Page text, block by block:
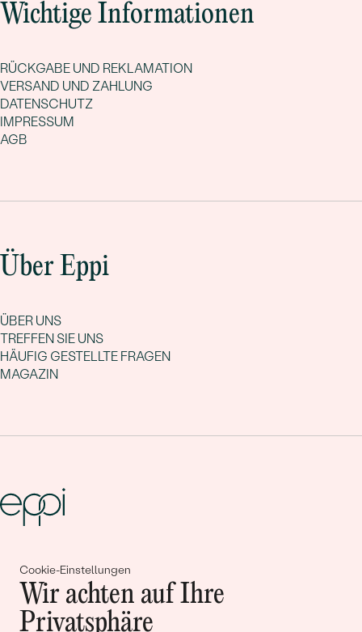
Cookie-Einstellungen
Wir achten auf Ihre
Privatsphäre
Wichtige Informationen
RÜCKGABE UND REKLAMATION
VERSAND UND ZAHLUNG
DATENSCHUTZ
IMPRESSUM
AGB
Über Eppi
ÜBER UNS
TREFFEN SIE UNS
HÄUFIG GESTELLTE FRAGEN
MAGAZIN
Gemeinsam erschaffen wir
Geschichten von Schönheit und
Liebe